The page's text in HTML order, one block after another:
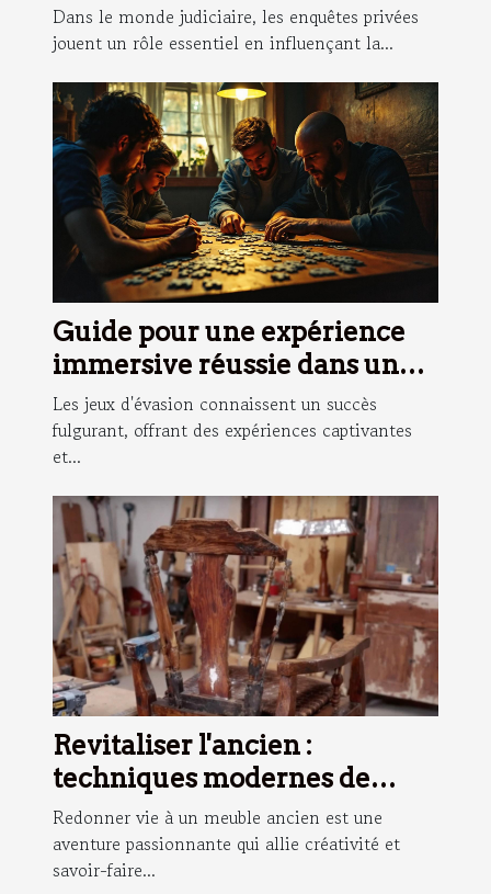
stratégies judiciaires ?
Dans le monde judiciaire, les enquêtes privées
jouent un rôle essentiel en influençant la...
Guide pour une expérience
immersive réussie dans un
jeu d'évasion
Les jeux d'évasion connaissent un succès
fulgurant, offrant des expériences captivantes
et...
Revitaliser l'ancien :
techniques modernes de
restauration de meubles
Redonner vie à un meuble ancien est une
aventure passionnante qui allie créativité et
savoir-faire...